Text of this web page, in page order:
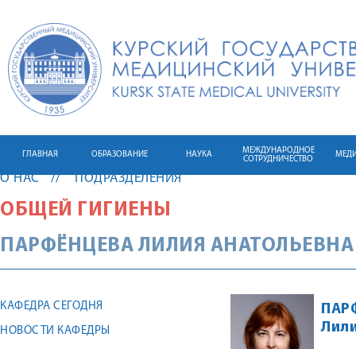
ГЛАВНАЯ ОБРАЗОВАНИЕ НАУКА
МЕЖДУНАРОДНОЕ
СОТРУДНИЧЕСТВО
О НАС ПОДРАЗДЕЛЕНИЯ
ОБЩЕЙ ГИГИЕНЫ
ПАРФЁНЦЕВА ЛИЛИЯ АНАТОЛЬЕВНА
КАФЕДРА СЕГОДНЯ
НОВОСТИ КАФЕДРЫ